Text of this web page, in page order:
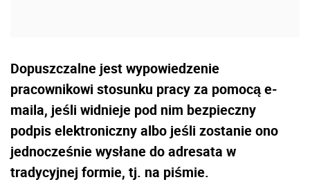
Dopuszczalne jest wypowiedzenie
pracownikowi stosunku pracy za pomocą e-
maila, jeśli widnieje pod nim bezpieczny
podpis elektroniczny albo jeśli zostanie ono
jednocześnie wysłane do adresata w
tradycyjnej formie, tj. na piśmie.